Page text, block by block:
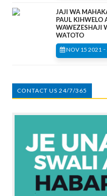
JAJI WA
PAUL KIHWELO
WAWEZESHAJI
WATOTO
NOV 15 2021 -
CONTACT US 24/7/365